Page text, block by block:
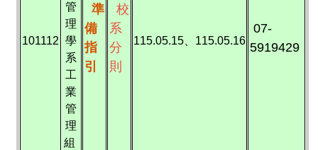
101112
管
理
學
系
工
業
管
理
組
準
備
指
引
校
系
分
則
115.05.15、115.05.16
07-
5919429